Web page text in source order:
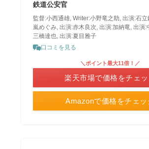
鉄道公安官
監督:小西通雄, Writer:小野竜之助, 出演:石
嵐めぐみ, 出演:赤木良次, 出演:加納竜, 出演:
三橋達也, 出演:夏目雅子
口コミを見る
Amazonで価格をチェッ
＼ポイント最大11倍！／
楽天市場で価格をチェッ